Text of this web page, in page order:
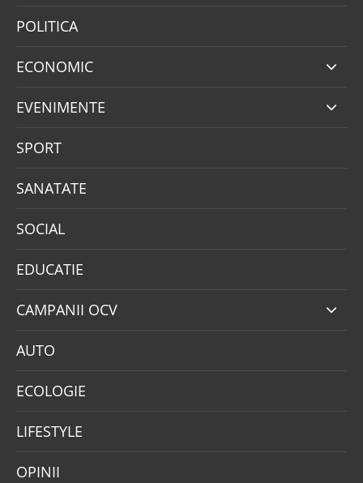
POLITICA
ECONOMIC
EVENIMENTE
SPORT
SANATATE
SOCIAL
EDUCATIE
CAMPANII OCV
AUTO
ECOLOGIE
LIFESTYLE
OPINII